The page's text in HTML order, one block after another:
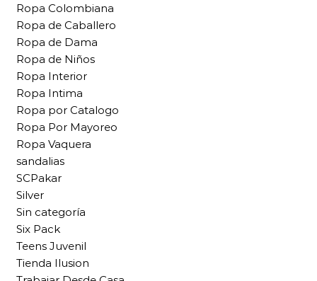
Ropa Colombiana
Ropa de Caballero
Ropa de Dama
Ropa de Niños
Ropa Interior
Ropa Intima
Ropa por Catalogo
Ropa Por Mayoreo
Ropa Vaquera
sandalias
SCPakar
Silver
Sin categoría
Six Pack
Teens Juvenil
Tienda Ilusion